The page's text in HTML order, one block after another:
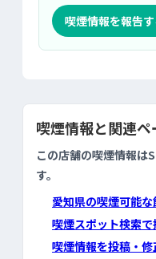
喫煙情報を報告
喫煙情報と関連ペ
この店舗の喫煙情報は
す。
愛知県の喫煙可能
喫煙スポット検索で
喫煙情報を投稿・修